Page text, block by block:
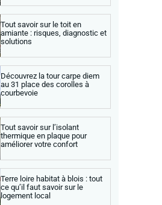
Tout savoir sur le toit en
amiante : risques, diagnostic et
solutions
Découvrez la tour carpe diem
au 31 place des corolles à
courbevoie
Tout savoir sur l’isolant
thermique en plaque pour
améliorer votre confort
Terre loire habitat à blois : tout
ce qu’il faut savoir sur le
logement local